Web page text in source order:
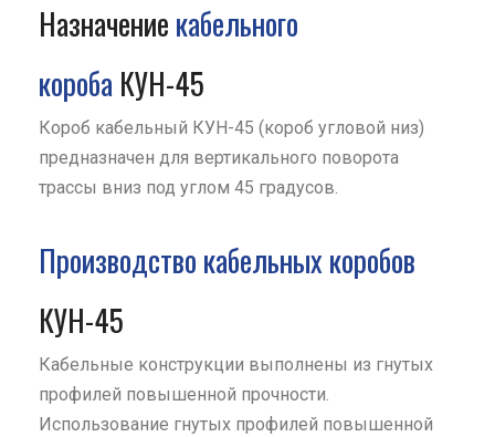
Назначение кабельного
короба КУН-45
Короб кабельный КУН-45 (короб угловой низ)
предназначен для вертикального поворота
трассы вниз под углом 45 градусов.
Производство кабельных коробов
КУН-45
Кабельные конструкции выполнены из гнутых
профилей повышенной прочности.
Использование гнутых профилей повышенной